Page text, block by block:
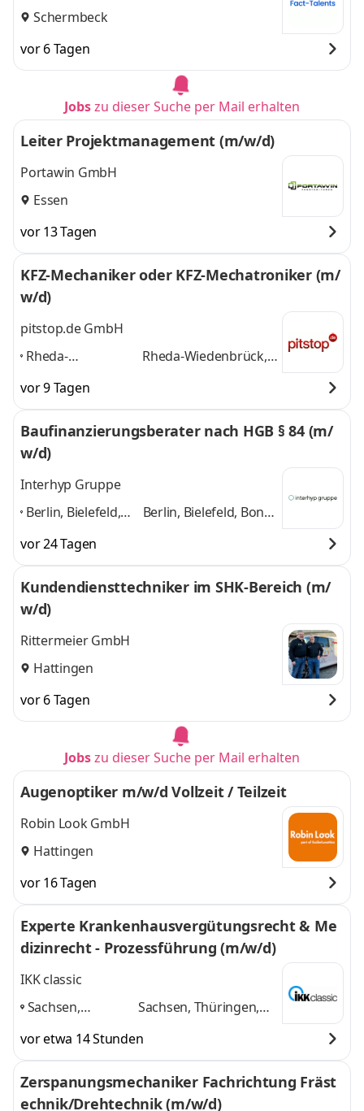
Schermbeck
vor 6 Tagen
Jobszu dieser Suche per Mail erhalten
Leiter Projektmanagement (m/w/d)
Portawin GmbH
Essen
vor 13 Tagen
KFZ-Mechaniker oder KFZ-Mechatroniker (m/
w/d)
pitstop.de GmbH
Rheda-
Dortmund, Köln,
Langenfeld,
Kreuztal, Aachen,
Krefeld
Rheda-Wiedenbrück,
Aachen, Krefeldund 5
weitere
vor 9 Tagen
Baufinanzierungsberater nach HGB § 84 (m/
w/d)
Interhyp Gruppe
Berlin, Bielefeld,
Dortmund, Essen,
Hamburg,
Hannover, Leipzig,
Berlin, Bielefeld, Bonn,
Hannover, Leipzigund
7 weitere
vor 24 Tagen
Kundendiensttechniker im SHK-Bereich (m/
w/d)
Rittermeier GmbH
Hattingen
vor 6 Tagen
Jobszu dieser Suche per Mail erhalten
Augenoptiker m/w/d Vollzeit / Teilzeit
Robin Look GmbH
Hattingen
vor 16 Tagen
Experte Krankenhausvergütungsrecht & Me
dizinrecht - Prozessführung (m/w/d)
IKK classic
Sachsen,
Dresden, Erfurt,
Dortmund,
Sachsen, Thüringen,
Dortmund
weitere
vor etwa 14 Stunden
Zerspanungsmechaniker Fachrichtung Fräst
echnik/Drehtechnik (m/w/d)